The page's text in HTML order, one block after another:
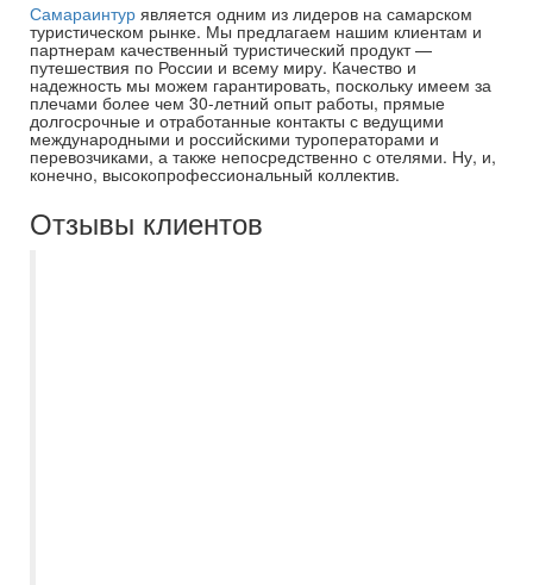
Самараинтур является одним из лидеров на самарском
туристическом рынке. Мы предлагаем нашим клиентам и
партнерам качественный туристический продукт —
путешествия по России и всему миру. Качество и
надежность мы можем гарантировать, поскольку имеем за
плечами более чем 30-летний опыт работы, прямые
долгосрочные и отработанные контакты с ведущими
международными и российскими туроператорами и
перевозчиками, а также непосредственно с отелями. Ну, и,
конечно, высокопрофессиональный коллектив.
Отзывы клиентов